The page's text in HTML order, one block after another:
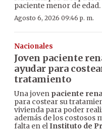
paciente menor de edad.
Agosto 6, 2026 09:46 p. m.
Nacionales
Joven paciente
ayudar para
tratamiento
Una joven paciente
para costear su
vivienda para poder
además de los costosos
falta en elInstituto de